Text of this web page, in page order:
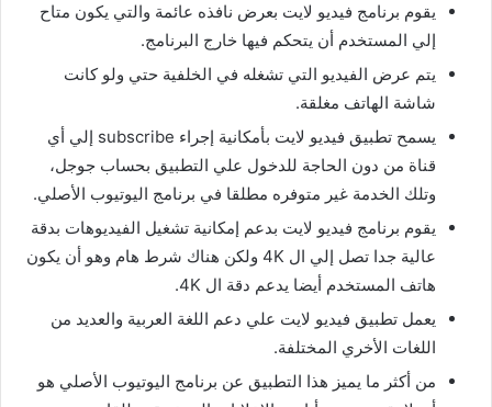
يقوم برنامج فيديو لايت بعرض نافذه عائمة والتي يكون متاح
إلي المستخدم أن يتحكم فيها خارج البرنامج.
يتم عرض الفيديو التي تشغله في الخلفية حتي ولو كانت
شاشة الهاتف مغلقة.
يسمح تطبيق فيديو لايت بأمكانية إجراء subscribe إلي أي
قناة من دون الحاجة للدخول علي التطبيق بحساب جوجل،
وتلك الخدمة غير متوفره مطلقا في برنامج اليوتيوب الأصلي.
يقوم برنامج فيديو لايت بدعم إمكانية تشغيل الفيديوهات بدقة
عالية جدا تصل إلي ال 4K ولكن هناك شرط هام وهو أن يكون
هاتف المستخدم أيضا يدعم دقة ال 4K.
يعمل تطبيق فيديو لايت علي دعم اللغة العربية والعديد من
اللغات الأخري المختلفة.
من أكثر ما يميز هذا التطبيق عن برنامج اليوتيوب الأصلي هو